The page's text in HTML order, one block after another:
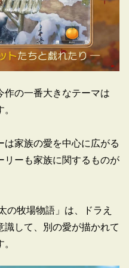
の一番大きなテーマは
家族の愛を中心に広がる
リーも家族に関するものが
牧場物語」は、ドラえ
識して、別の愛が描かれて